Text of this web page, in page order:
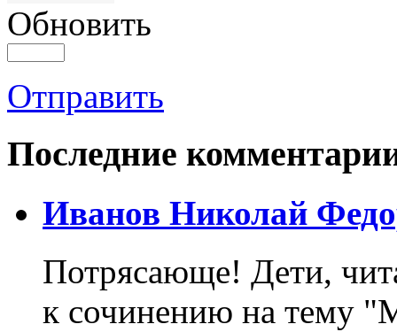
Обновить
Отправить
Последние
Иванов Николай
Потрясающе! Дети,
к сочинению на тему